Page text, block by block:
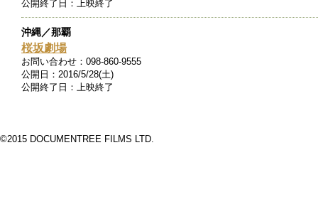
公開終了日： 上映終了
沖縄／那覇
桜坂劇場
お問い合わせ： 098-860-9555
公開日： 2016/5/28(土)
公開終了日： 上映終了
©2015 DOCUMENTREE FILMS LTD.